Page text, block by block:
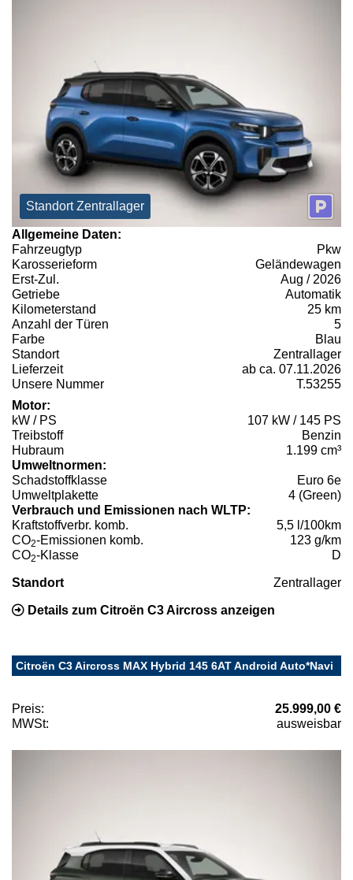
Standort Zentrallager
Allgemeine Daten:
Fahrzeugtyp
Pkw
Karosserieform
Geländewagen
Erst-Zul.
Aug / 2026
Getriebe
Automatik
Kilometerstand
25 km
Anzahl der Türen
5
Farbe
Blau
Standort
Zentrallager
Lieferzeit
ab ca. 07.11.2026
Unsere Nummer
T.53255
Motor:
kW / PS
107 kW / 145 PS
Treibstoff
Benzin
Hubraum
1.199 cm³
Umweltnormen:
Schadstoffklasse
Euro 6e
Umweltplakette
4 (Green)
Verbrauch und Emissionen nach WLTP:
Kraftstoffverbr. komb.
5,5 l/100km
CO2-Emissionen komb.
123 g/km
CO2-Klasse D
Standort Zentrallager
Details zum Citroën C3 Aircross anzeigen
Citroën C3 Aircross MAX Hybrid 145 6AT Android Auto*Navi
Preis:
25.999,00 €
MWSt:
ausweisbar